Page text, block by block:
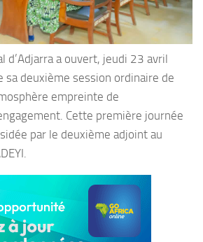
d’Adjarra a ouvert, jeudi 23 avril
sa deuxième session ordinaire de
empreinte de
Cette première journée
par le deuxième adjoint au